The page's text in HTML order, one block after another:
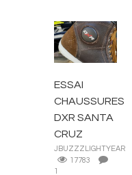
BOTTES ET
CHAUSSURES
ESSAI
CHAUSSURES
DXR SANTA
CRUZ
JBUZZZLIGHTYEAR
17783
1